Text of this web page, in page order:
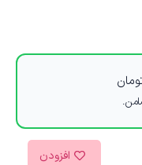
افزودن